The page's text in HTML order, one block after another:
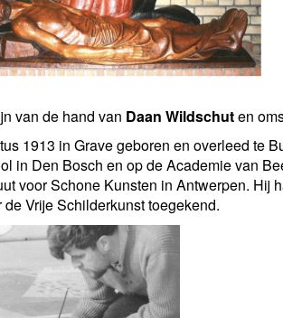
van de hand van Daan Wildschuten
1913 in Grave geboren en overleed te
in Den Bosch en op de Academie van
voor Schone Kunsten in Antwerpen. Hij
Vrije Schilderkunst toegekend.